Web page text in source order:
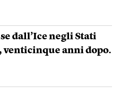
dall’Ice negli Stati
venticinque anni dopo.